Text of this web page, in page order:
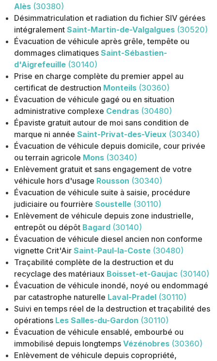
Alès (30380)
Désimmatriculation et radiation du fichier SIV gérées
intégralement Saint-Martin-de-Valgalgues (30520)
Évacuation de véhicule après grêle, tempête ou
dommages climatiques Saint-Sébastien-
d'Aigrefeuille (30140)
Prise en charge complète du premier appel au
certificat de destruction Monteils (30360)
Évacuation de véhicule gagé ou en situation
administrative complexe Cendras (30480)
Épaviste gratuit autour de moi sans condition de
marque ni année Saint-Privat-des-Vieux (30340)
Évacuation de véhicule depuis domicile, cour privée
ou terrain agricole Mons (30340)
Enlèvement gratuit et sans engagement de votre
véhicule hors d'usage Rousson (30340)
Évacuation de véhicule suite à saisie, procédure
judiciaire ou fourrière Soustelle (30110)
Enlèvement de véhicule depuis zone industrielle,
entrepôt ou dépôt Bagard (30140)
Évacuation de véhicule diesel ancien non conforme
vignette Crit'Air Saint-Paul-la-Coste (30480)
Traçabilité complète de la destruction et du
recyclage des matériaux Boisset-et-Gaujac (30140)
Évacuation de véhicule inondé, noyé ou endommagé
par catastrophe naturelle Laval-Pradel (30110)
Suivi en temps réel de la destruction et traçabilité des
opérations Les Salles-du-Gardon (30110)
Évacuation de véhicule ensablé, embourbé ou
immobilisé depuis longtemps Vézénobres (30360)
Enlèvement de véhicule depuis copropriété,